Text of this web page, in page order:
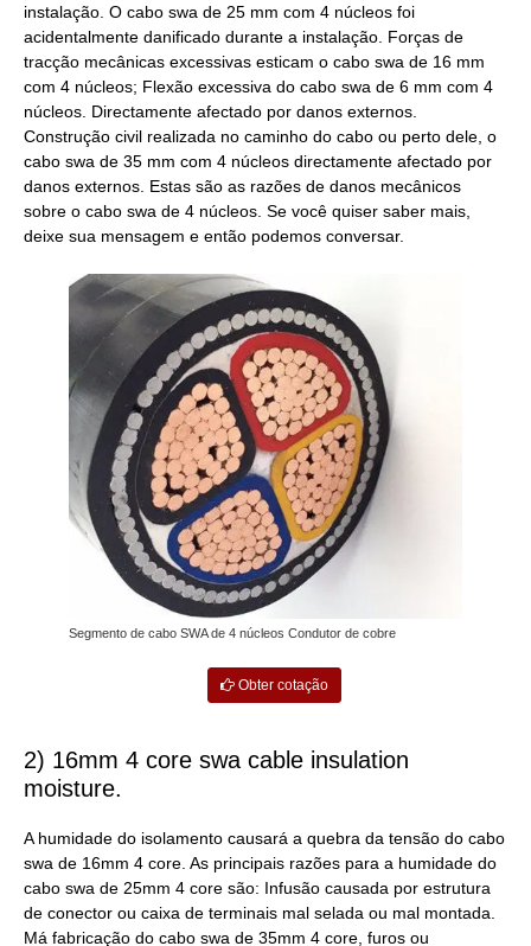
instalação. O cabo swa de 25 mm com 4 núcleos foi
acidentalmente danificado durante a instalação. Forças de
tracção mecânicas excessivas esticam o cabo swa de 16 mm
com 4 núcleos; Flexão excessiva do cabo swa de 6 mm com 4
núcleos. Directamente afectado por danos externos.
Construção civil realizada no caminho do cabo ou perto dele, o
cabo swa de 35 mm com 4 núcleos directamente afectado por
danos externos. Estas são as razões de danos mecânicos
sobre o cabo swa de 4 núcleos. Se você quiser saber mais,
deixe sua mensagem e então podemos conversar.
Segmento de cabo SWA de 4 núcleos Condutor de cobre
Obter cotação
2) 16mm 4 core swa cable insulation
moisture.
A humidade do isolamento causará a quebra da tensão do cabo
swa de 16mm 4 core. As principais razões para a humidade do
cabo swa de 25mm 4 core são: Infusão causada por estrutura
de conector ou caixa de terminais mal selada ou mal montada.
Má fabricação do cabo swa de 35mm 4 core, furos ou